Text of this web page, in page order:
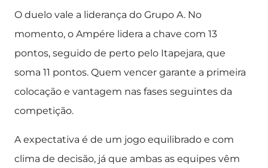
O duelo vale a liderança do Grupo A. No
momento, o Ampére lidera a chave com 13
pontos, seguido de perto pelo Itapejara, que
soma 11 pontos. Quem vencer garante a primeira
colocação e vantagem nas fases seguintes da
competição.
A expectativa é de um jogo equilibrado e com
clima de decisão, já que ambas as equipes vêm